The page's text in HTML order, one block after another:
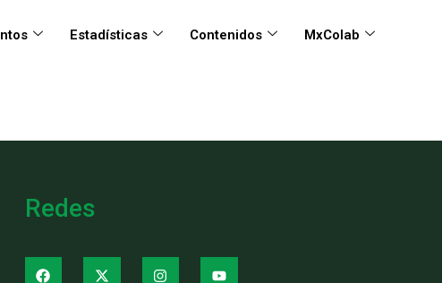
Estadísticas Contenidos
MxColab
Redes